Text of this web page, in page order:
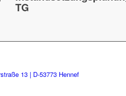
TG
13 | D-53773 Hennef